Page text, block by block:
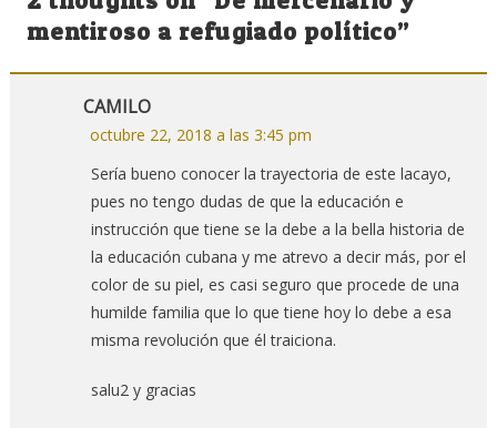
entradas
mentiroso a refugiado político”
CAMILO
octubre 22, 2018 a las 3:45 pm
Sería bueno conocer la trayectoria de este lacayo,
pues no tengo dudas de que la educación e
instrucción que tiene se la debe a la bella historia de
la educación cubana y me atrevo a decir más, por el
color de su piel, es casi seguro que procede de una
humilde familia que lo que tiene hoy lo debe a esa
misma revolución que él traiciona.
salu2 y gracias